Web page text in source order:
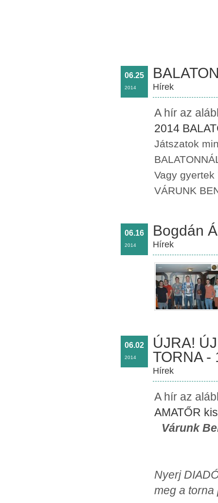
06.25
2014 Hírek
A hír az
2014
Játszatok
Vagy
VÁRUNK
06.16
2014
Bogdán
Hírek
06.02
2014
ÚJRA!
TORNA -
Hírek
A hír az
AMATŐR
Várunk
Nyerj
meg a torna